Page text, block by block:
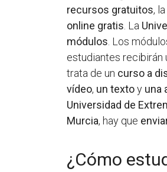
recursos gratuitos,
online gratis . La
módulos . Los
estudiantes recibirán
trata de un curso a
vídeo, un textoy una
Universidad de
Murcia, hay que
¿Cómo